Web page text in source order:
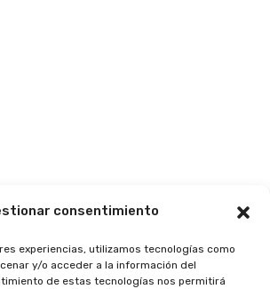
consentimiento
experiencias, utilizamos tecnologías como
y/o acceder a la información del
de estas tecnologías nos permitirá